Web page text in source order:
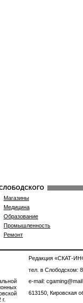
Магазины
Медицина
Образование
Промышленность
Ремонт
Редакция «СКАТ-
тел. в Слободском:
e-mail:
613150, Кировская